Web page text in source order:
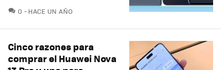
0 COMENTARIOS
HACE UN AÑO
Cinco razones para
comprar el Huawei Nova